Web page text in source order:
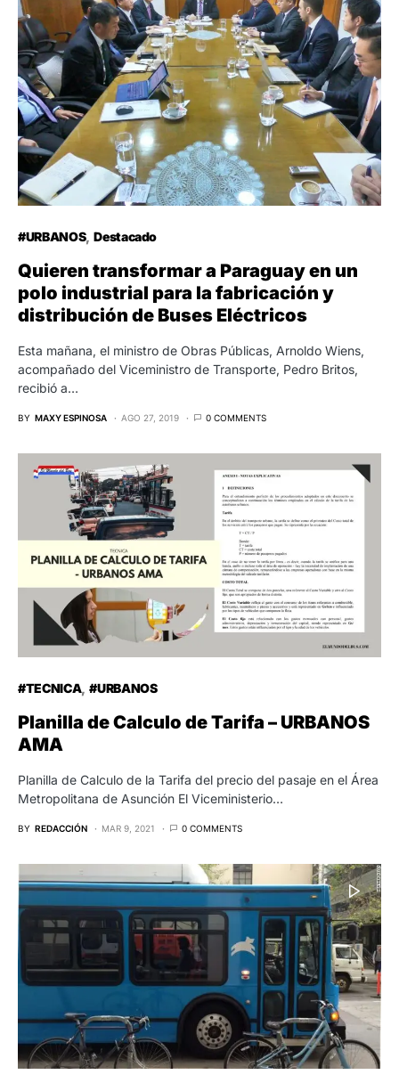
#URBANOS Destacado
Quieren transformar a Paraguay en un
polo industrial para la fabricación y
distribución de Buses Eléctricos
Esta mañana, el ministro de Obras Públicas, Arnoldo Wiens,
acompañado del Viceministro de Transporte, Pedro Britos,
recibió a…
BY MAXY ESPINOSA AGO 27, 2019 0 COMMENTS
#TECNICA #URBANOS
Planilla de Calculo de Tarifa – URBANOS
AMA
Planilla de Calculo de la Tarifa del precio del pasaje en el Área
Metropolitana de Asunción El Viceministerio…
BY REDACCIÓN MAR 9, 2021 0 COMMENTS